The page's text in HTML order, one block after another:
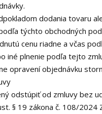
dodania tovaru
týchto obchodných
cenu riadne a včas
iné plnenie podľa tejto
opravení objednávku
odstúpiť od zmluvy bez
§ 19 zákona č. 108/2024